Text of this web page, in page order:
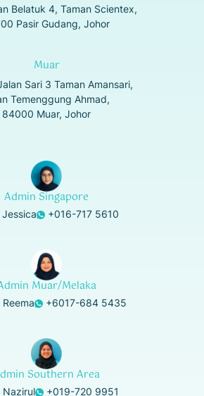
Belatuk 4, Taman Scientex,
Pasir Gudang, Johor
Muar
Sari 3 Taman Amansari,
Temenggung Ahmad,
84000 Muar, Johor
Admin Singapore
+016-717 5610
Muar/Melaka
Reema +6017-684 5435
Southern Area
Nazirul +019-720 9951